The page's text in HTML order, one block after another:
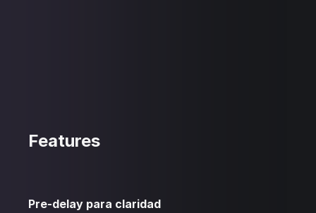
Features
Pre-delay para claridad